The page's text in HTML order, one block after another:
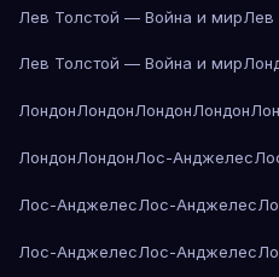
Лев Толстой — Война и мирЛев
Лев Толстой — Война и мир
ЛондонЛондонЛондонЛондон
ЛондонЛондонЛос-Анджелес
Лос-АнджелесЛос-Анджелес
Лос-АнджелесЛос-Анджелес